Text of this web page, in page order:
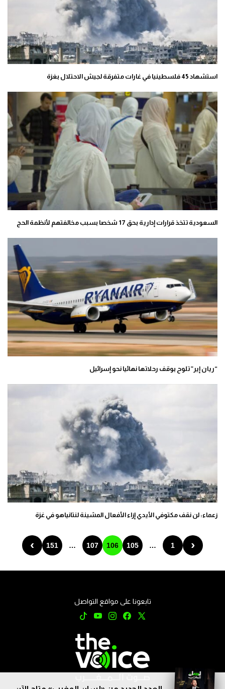
استشهاد 45 فلسطينيا في غارات متفرقة لجيش الاحتلال بغزة
السعودية تتخذ قرارات إدارية بحق 17 شخصا بسبب مخالفتهم لأنظمة الحج
“ريان إير” تلوح بوقف رحلاتها نهائيا نحو إسرائيل
زعماء: لن نقف مكتوفي الأيدي إزاء الأفعال المشينة لنتانياهو في غزة
‹
1
…
105
106
107
…
151
›
تابعونا على مواقع التواصل